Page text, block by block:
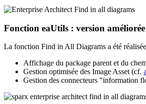
Fonction eaUtils : version améliorée
La fonction Find in All Diagrams a été
Affichage du package parent et du
Gestion optimisée des Image Asset (cf.
Gestion des connecteurs "information